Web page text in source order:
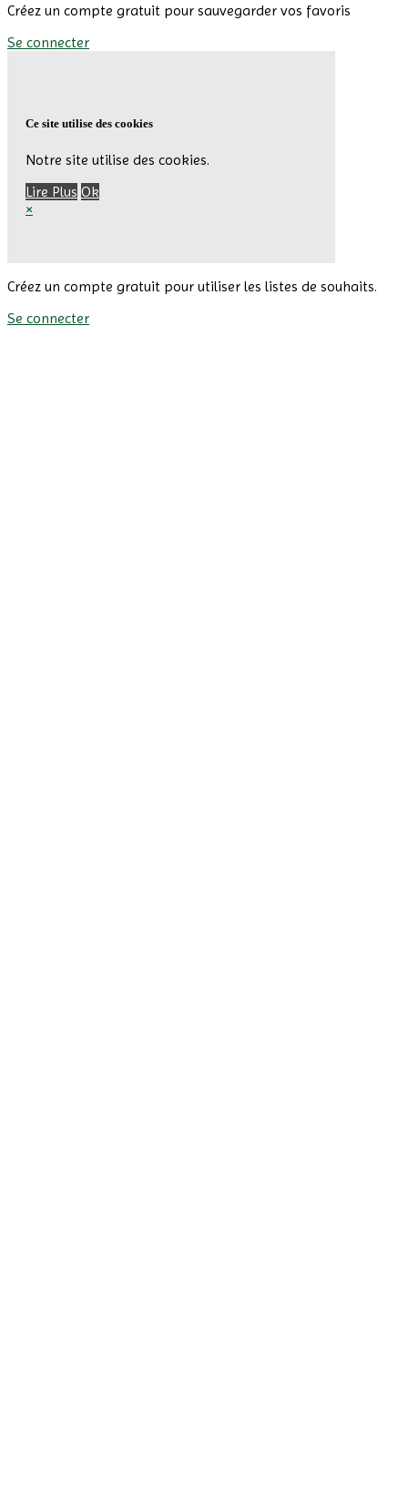
Créez un compte gratuit pour sauvegarder vos favoris
Se connecter
Ce site utilise des cookies
Notre site utilise des cookies.
Lire Plus Ok
×
Créez un compte gratuit pour utiliser les listes de souhaits.
Se connecter